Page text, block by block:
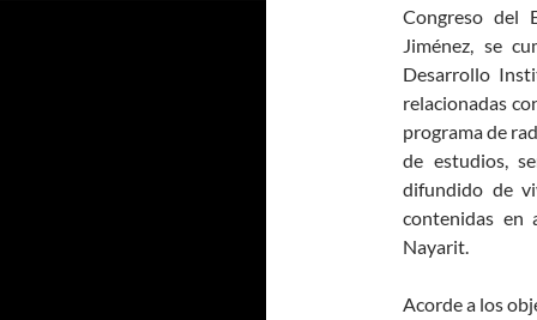
Congreso del
Jiménez, se
Desarrollo
relacionadas
programa de
de estudios,
difundido de
contenidas en
Nayarit.
Acorde a los